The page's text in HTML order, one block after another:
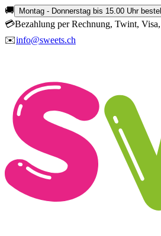
🚚 Montag - Donnerstag bis 15.00 Uhr
💳Bezahlung per Rechnung, Twint,
✉️info@sweets.ch